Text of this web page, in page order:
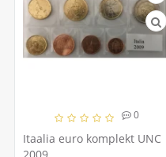
0
Itaalia euro komplekt UNC
2009